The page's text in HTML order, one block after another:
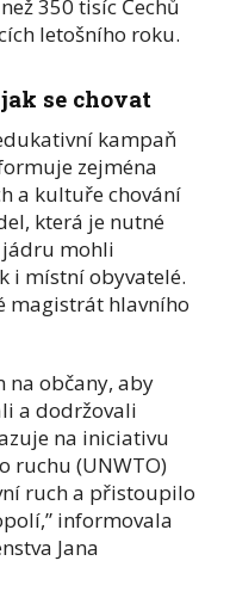
350 tisíc Čechů
letošního roku.
se chovat
kampaň
zejména
a kultuře chování
která je nutné
jádru mohli
i místní obyvatelé.
magistrát hlavního
na občany, aby
a dodržovali
na iniciativu
ruchu (UNWTO)
ruch a přistoupilo
informovala
Jana